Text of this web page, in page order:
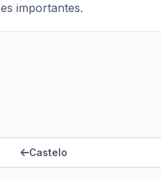
importantes.
Castelo